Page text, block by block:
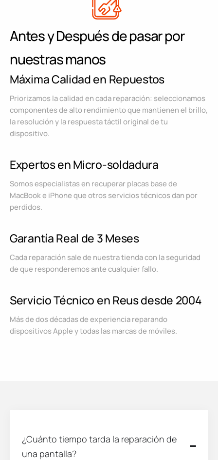
Antes y Después de pasar por
nuestras manos
Máxima Calidad en Repuestos
Priorizamos la calidad en cada reparación: seleccionamos
componentes de alto rendimiento que mantienen el brillo,
la resolución y la respuesta táctil original de tu
dispositivo.
Expertos en Micro-soldadura
Somos especialistas en recuperar placas base de
MacBook e iPhone que otros servicios técnicos dan por
perdidos.
Garantía Real de 3 Meses
Cada reparación sale de nuestra tienda con la seguridad
de que responderemos ante cualquier fallo.
Servicio Técnico en Reus desde 2004
Más de dos décadas de experiencia reparando
dispositivos Apple y todas las marcas de móviles.
¿Cuánto tiempo tarda la reparación de
una pantalla?